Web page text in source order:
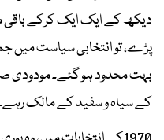
دیکھ کے ایک ایک کرکے باقی
پڑے، تو انتخابی سیاست
کے سیاہ و سفید کے مالک